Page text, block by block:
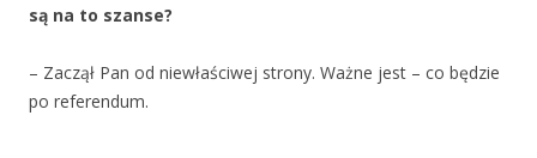
są na to szanse?
– Zaczął Pan od niewłaściwej strony. Ważne jest – co będzie
po referendum.